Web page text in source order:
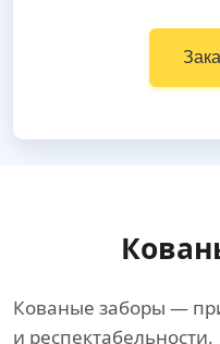
Кованые заборы —
и респектабельности.